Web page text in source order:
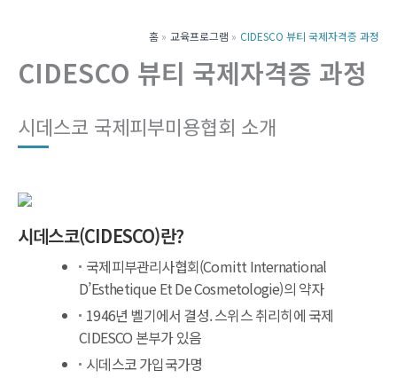
홈 교육프로그램 CIDESCO 뷰티 국제자격증 과정
CIDESCO 뷰티 국제자격증 과정
시데스코 국제피부미용협회 소개
시데스코(CIDESCO)란?
국제피부관리사협회(Comitt International
D’Esthetique Et De Cosmetologie)의 약자
1946년 벨기에서 결성. 스위스 취리히에 국제
CIDESCO 본부가 있음
시데스코 가입국가명